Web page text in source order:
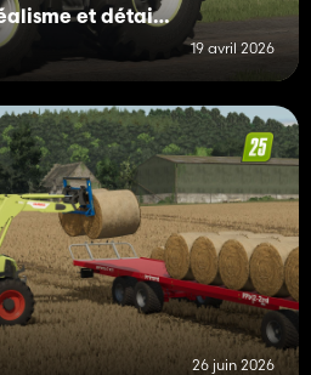
Claas Arion 600 – Réalisme et détails purs
19 avril 2026
26 juin 2026